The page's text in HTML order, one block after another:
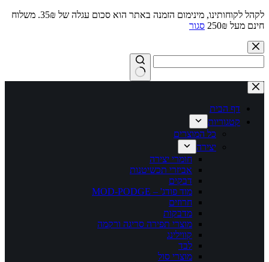
לקהל לקוחותינו, מינימום הזמנה באתר הוא סכום עגלה של 35₪. משלוח
חינם מעל 250₪
סגור
Skip
to
content
No
results
דף הבית
קטגוריות
כל המוצרים
יצירה
חומרי יצירה
אביזרי תכשיטנות
דבקים
מוד פודג' – MOD-PODGE
חרוזים
מדבקות
מוצרי תפירה סריגה ורקמה
קווילינג
לבד
מוצרי סול